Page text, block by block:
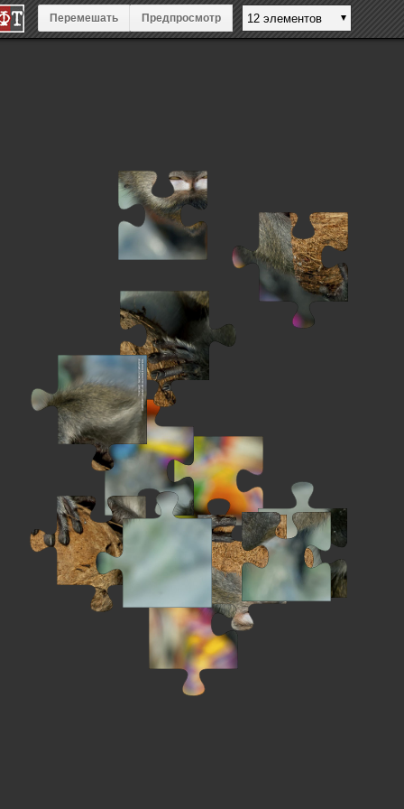
Перемешать Предпросмотр